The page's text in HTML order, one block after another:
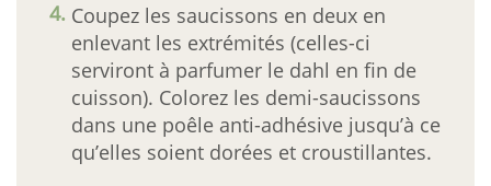
Coupez les saucissons en deux en
enlevant les extrémités (celles-ci
serviront à parfumer le dahl en fin de
cuisson). Colorez les demi-saucissons
dans une poêle anti-adhésive jusqu’à ce
qu’elles soient dorées et croustillantes.